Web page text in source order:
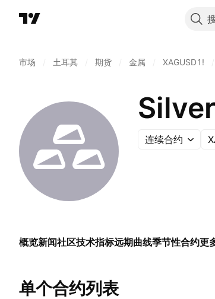
市场 土耳其 期货 金属 XAGUSD1!
连续合约
概览新闻社区技术指标远期曲线季节性合约更
单个合约列表